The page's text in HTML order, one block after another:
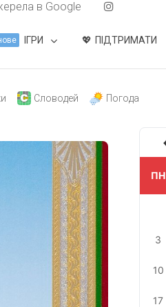
в Google
ІГРИ ПІДТРИМАТИ
Словодей Погода
ПН
3
10
17